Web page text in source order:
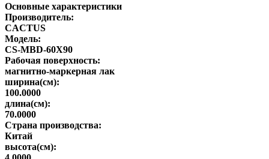
Основные характеристики
Производитель:
CACTUS
Модель:
CS-MBD-60X90
Рабочая поверхность:
магнитно-маркерная лак
ширина(см):
100.0000
длина(см):
70.0000
Страна производства:
Китай
высота(см):